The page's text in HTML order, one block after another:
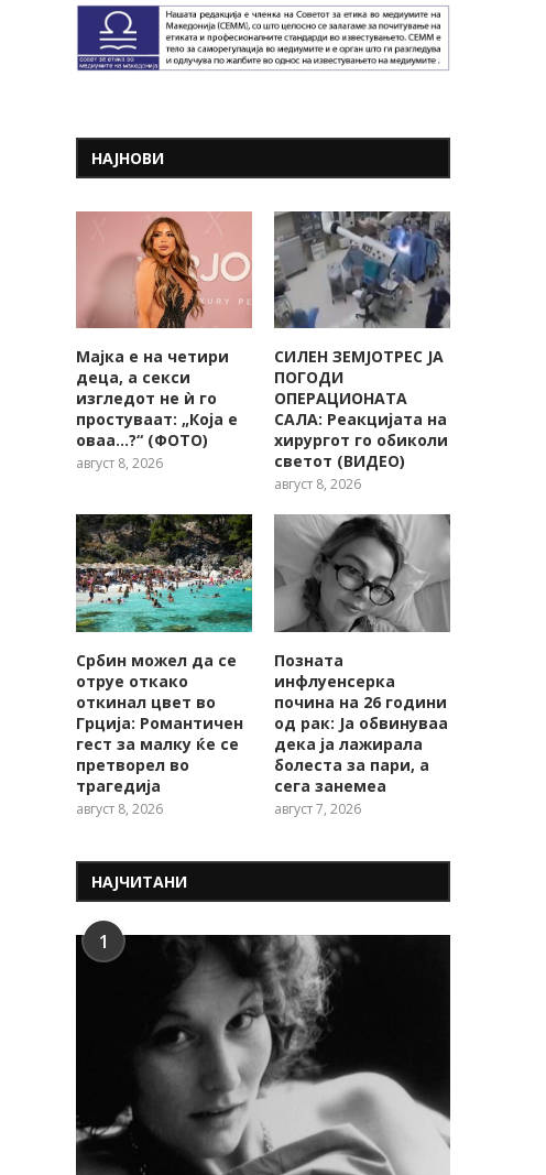
НАЈНОВИ
Мајка е на четири
деца, а секси
изгледот не ѝ го
простуваат: „Која е
оваа…?“ (ФОТО)
август 8, 2026
СИЛЕН ЗЕМЈОТРЕС ЈА
ПОГОДИ
ОПЕРАЦИОНАТА
САЛА: Реакцијата на
хирургот го обиколи
светот (ВИДЕО)
август 8, 2026
Србин можел да се
отруе откако
откинал цвет во
Грција: Романтичен
гест за малку ќе се
претворел во
трагедија
август 8, 2026
Позната
инфлуенсерка
почина на 26 години
од рак: Ја обвинуваа
дека ја лажирала
болеста за пари, а
сега занемеа
август 7, 2026
НАЈЧИТАНИ
1